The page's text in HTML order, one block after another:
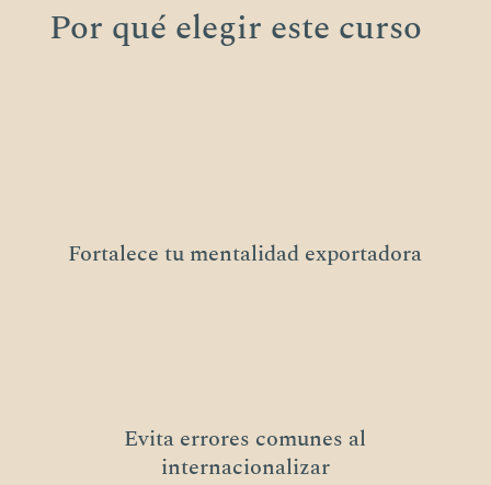
Por qué elegir este curso
Fortalece tu mentalidad exportadora
Evita errores comunes al
internacionalizar